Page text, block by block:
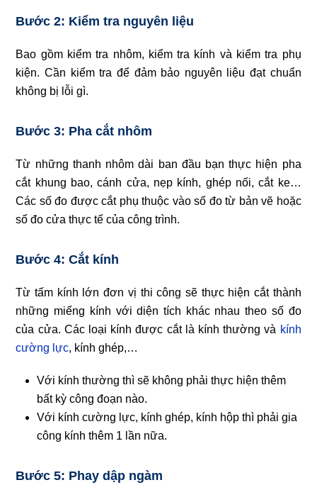
Bước 2: Kiểm tra nguyên liệu
Bao gồm kiểm tra nhôm, kiểm tra kính và kiểm tra phụ
kiện. Cần kiểm tra để đảm bảo nguyên liệu đạt chuẩn
không bị lỗi gì.
Bước 3: Pha cắt nhôm
Từ những thanh nhôm dài ban đầu bạn thực hiện pha
cắt khung bao, cánh cửa, nẹp kính, ghép nối, cắt ke…
Các số đo được cắt phụ thuộc vào số đo từ bản vẽ hoặc
số đo cửa thực tế của công trình.
Bước 4: Cắt kính
Từ tấm kính lớn đơn vị thi công sẽ thực hiện cắt thành
những miếng kính với diện tích khác nhau theo số đo
của cửa. Các loại kính được cắt là kính thường và kính
cường lực, kính ghép,…
Với kính thường thì sẽ không phải thực hiện thêm
bất kỳ công đoạn nào.
Với kính cường lực, kính ghép, kính hộp thì phải gia
công kính thêm 1 lần nữa.
Bước 5: Phay dập ngàm